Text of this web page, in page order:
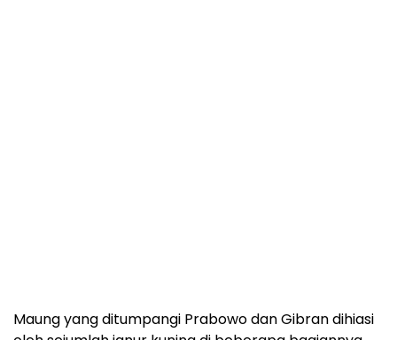
Maung yang ditumpangi Prabowo dan Gibran dihiasi